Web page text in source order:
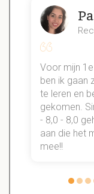
Voor mijn
ben ik gaan
te leren en
gekomen.
- 8,0 - 8,0
aan die het
mee!!